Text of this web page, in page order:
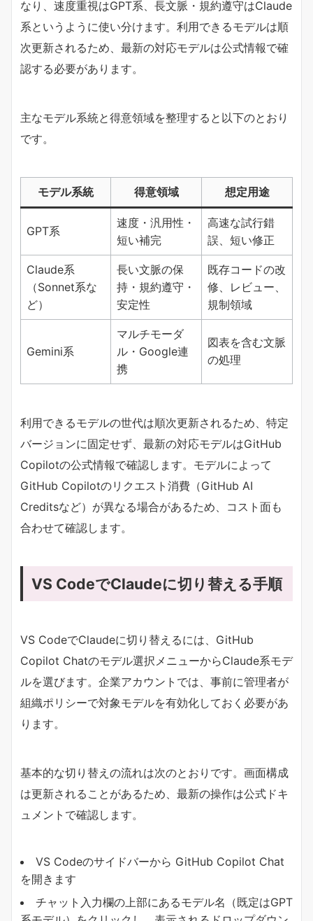
なり、速度重視はGPT系、長文脈・規約遵守はClaude
系というように使い分けます。利用できるモデルは順
次更新されるため、最新の対応モデルは公式情報で確
認する必要があります。
主なモデル系統と得意領域を整理すると以下のとおり
です。
モデル系統 得意領域 想定用途
GPT系
速度・汎用性・
短い補完
高速な試行錯
誤、短い修正
Claude系
（Sonnet系な
ど）
長い文脈の保
持・規約遵守・
安定性
既存コードの改
修、レビュー、
規制領域
Gemini系
マルチモーダ
ル・Google連
携
図表を含む文脈
の処理
利用できるモデルの世代は順次更新されるため、特定
バージョンに固定せず、最新の対応モデルはGitHub
Copilotの公式情報で確認します。モデルによって
GitHub Copilotのリクエスト消費（GitHub AI
Creditsなど）が異なる場合があるため、コスト面も
合わせて確認します。
VS CodeでClaudeに切り替える手順
VS CodeでClaudeに切り替えるには、GitHub
Copilot Chatのモデル選択メニューからClaude系モデ
ルを選びます。企業アカウントでは、事前に管理者が
組織ポリシーで対象モデルを有効化しておく必要があ
ります。
基本的な切り替えの流れは次のとおりです。画面構成
は更新されることがあるため、最新の操作は公式ドキ
ュメントで確認します。
VS Codeのサイドバーから GitHub Copilot Chat
を開きます
チャット入力欄の上部にあるモデル名（既定はGPT